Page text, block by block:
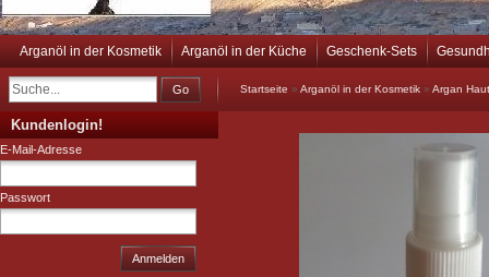
Arganöl in der Kosmetik Arganöl in der Küche Geschenk-Sets
Go Startseite » Arganöl in der Kosmetik » Argan
Kundenlogin!
E-Mail-Adresse
Passwort
Anmelden